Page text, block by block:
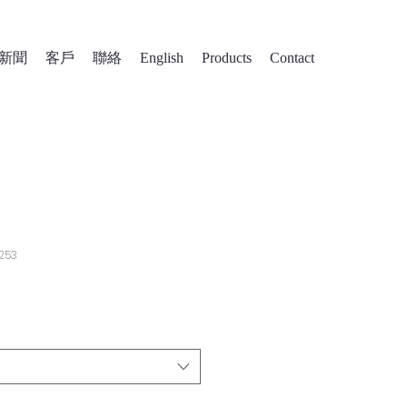
新聞 客戶 聯絡 English Products Contact